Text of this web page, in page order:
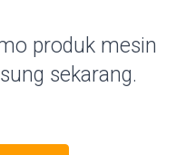
produk mesin
sekarang.